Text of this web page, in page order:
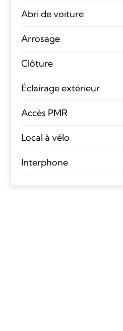
Abri de voiture
Arrosage
Clôture
Éclairage extérieur
Accès PMR
Local à vélo
Interphone